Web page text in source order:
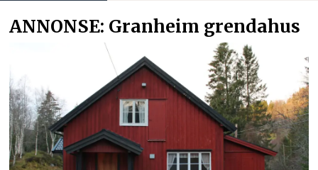
ANNONSE: Granheim grendahus